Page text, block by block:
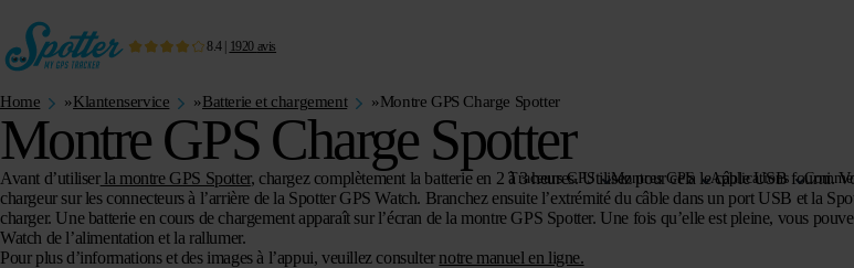
8.4| 1920 avis
Traceurs GPS Montres GPS Applications
Home »Klantenservice »Batterie et chargement »Montre GPS Charge Spotter
Montre GPS Charge Spotter
Avant d’utiliserla montre GPS Spotter, chargez complètement la batterie en 2 à 3 heures. Utilisez pour cela le câble USB fourni.
chargeur sur les connecteurs à l’arrière de la Spotter GPS Watch. Branchez ensuite l’extrémité du câble dans un port USB et la
charger. Une batterie en cours de chargement apparaît sur l’écran de la montre GPS Spotter. Une fois qu’elle est pleine, vous
Watch de l’alimentation et la rallumer.
Pour plus d’informations et des images à l’appui, veuillez consulter notre manuel en ligne.